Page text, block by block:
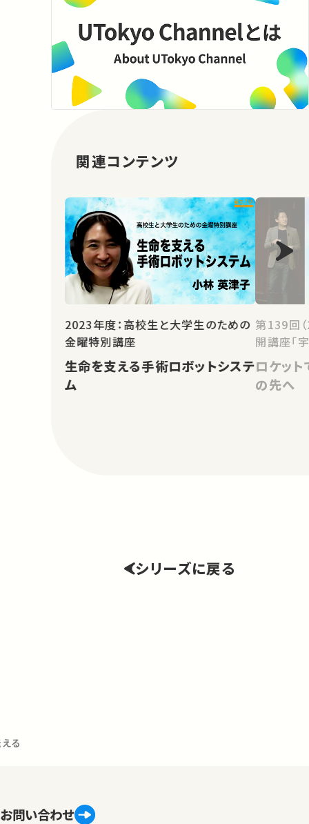
関連コンテンツ
2023年度：高校生と大学生のための
金曜特別講座
生命を支える手術ロボットシステ
ム
第139回
開講座「
ロケット
の先へ
シリーズに戻る
る
お問い合わせ